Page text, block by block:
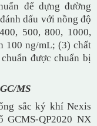
để dựng đường
dấu với nồng độ
500, 800, 1000,
100 ng/mL; (3) chất
được chuẩn bị
MS
sắc ký khí Nexis
GCMS-QP2020 NX